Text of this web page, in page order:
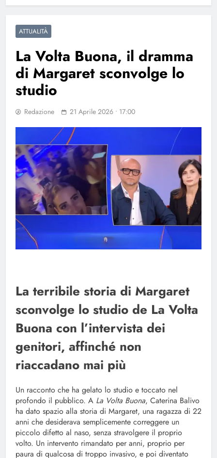
ATTUALITÀ
La Volta Buona, il dramma
di Margaret sconvolge lo
studio
Redazione 21 Aprile 2026 • 17:00
La terribile storia di Margaret
sconvolge lo studio de La Volta
Buona con l’intervista dei
genitori, affinché non
riaccadano mai più
Un racconto che ha gelato lo studio e toccato nel
profondo il pubblico. A La Volta Buona, Caterina Balivo
ha dato spazio alla storia di Margaret, una ragazza di 22
anni che desiderava semplicemente correggere un
piccolo difetto al naso, senza stravolgere il proprio
volto. Un intervento rimandato per anni, proprio per
paura di qualcosa di troppo invasivo, e poi diventato